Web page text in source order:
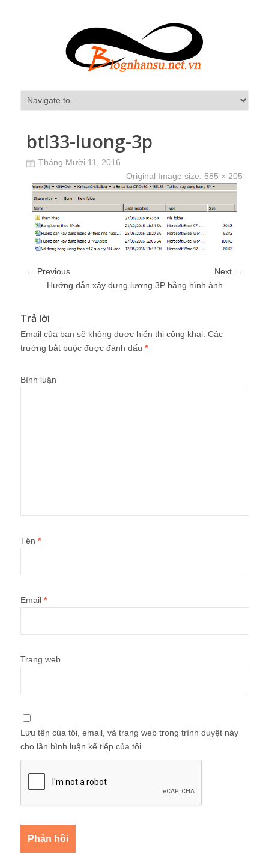
btl33-luong-3p
Tháng Mười 11, 2016
Original Image size: 585 × 205
← Previous
Next →
Hướng dẫn xây dựng lương 3P bằng hình ảnh
Trả lời
Email của bạn sẽ không được hiển thị công khai. Các
trường bắt buộc được đánh dấu *
Bình luận
Tên *
Email *
Trang web
Lưu tên của tôi, email, và trang web trong trình duyệt này
cho lần bình luận kế tiếp của tôi.